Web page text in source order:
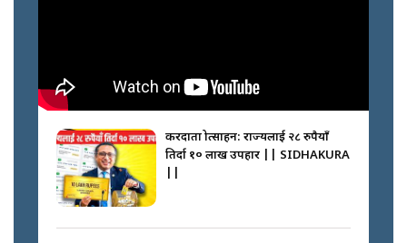
करदाता प्रोत्साहन: राज्यलाई २८ रुपैयाँ
तिर्दा १० लाख उपहार || SIDHAKURA